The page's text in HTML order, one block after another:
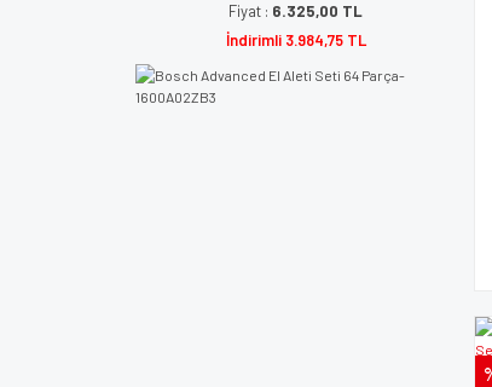
Fiyat : 6.325,00 TL
İndirimli 3.984,75 TL